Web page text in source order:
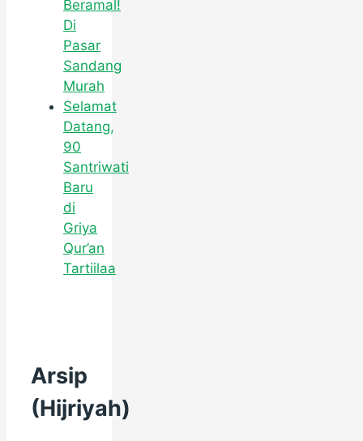
Beramal!
Di
Pasar
Sandang
Murah
Selamat
Datang,
90
Santriwati
Baru
di
Griya
Qur’an
Tartiilaa
Arsip
(Hijriyah)